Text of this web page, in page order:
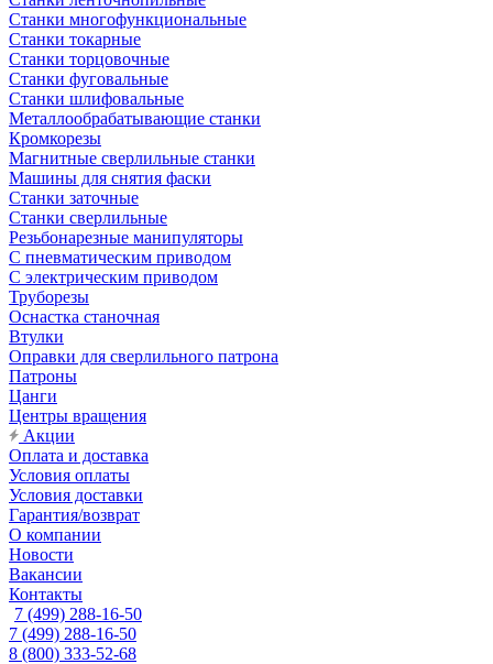
Станки многофункциональные
Станки токарные
Станки торцовочные
Станки фуговальные
Станки шлифовальные
Металлообрабатывающие станки
Кромкорезы
Магнитные сверлильные станки
Машины для снятия фаски
Станки заточные
Станки сверлильные
Резьбонарезные манипуляторы
С пневматическим приводом
С электрическим приводом
Труборезы
Оснастка станочная
Втулки
Оправки для сверлильного патрона
Патроны
Цанги
Центры вращения
Акции
Оплата и доставка
Условия оплаты
Условия доставки
Гарантия/возврат
О компании
Новости
Вакансии
Контакты
7 (499) 288-16-50
7 (499) 288-16-50
8 (800) 333-52-68